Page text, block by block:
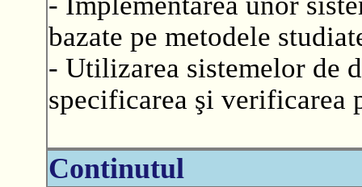
bazate pe metodele
- Utilizarea sistemelor de
specificarea şi verificarea
Continutul